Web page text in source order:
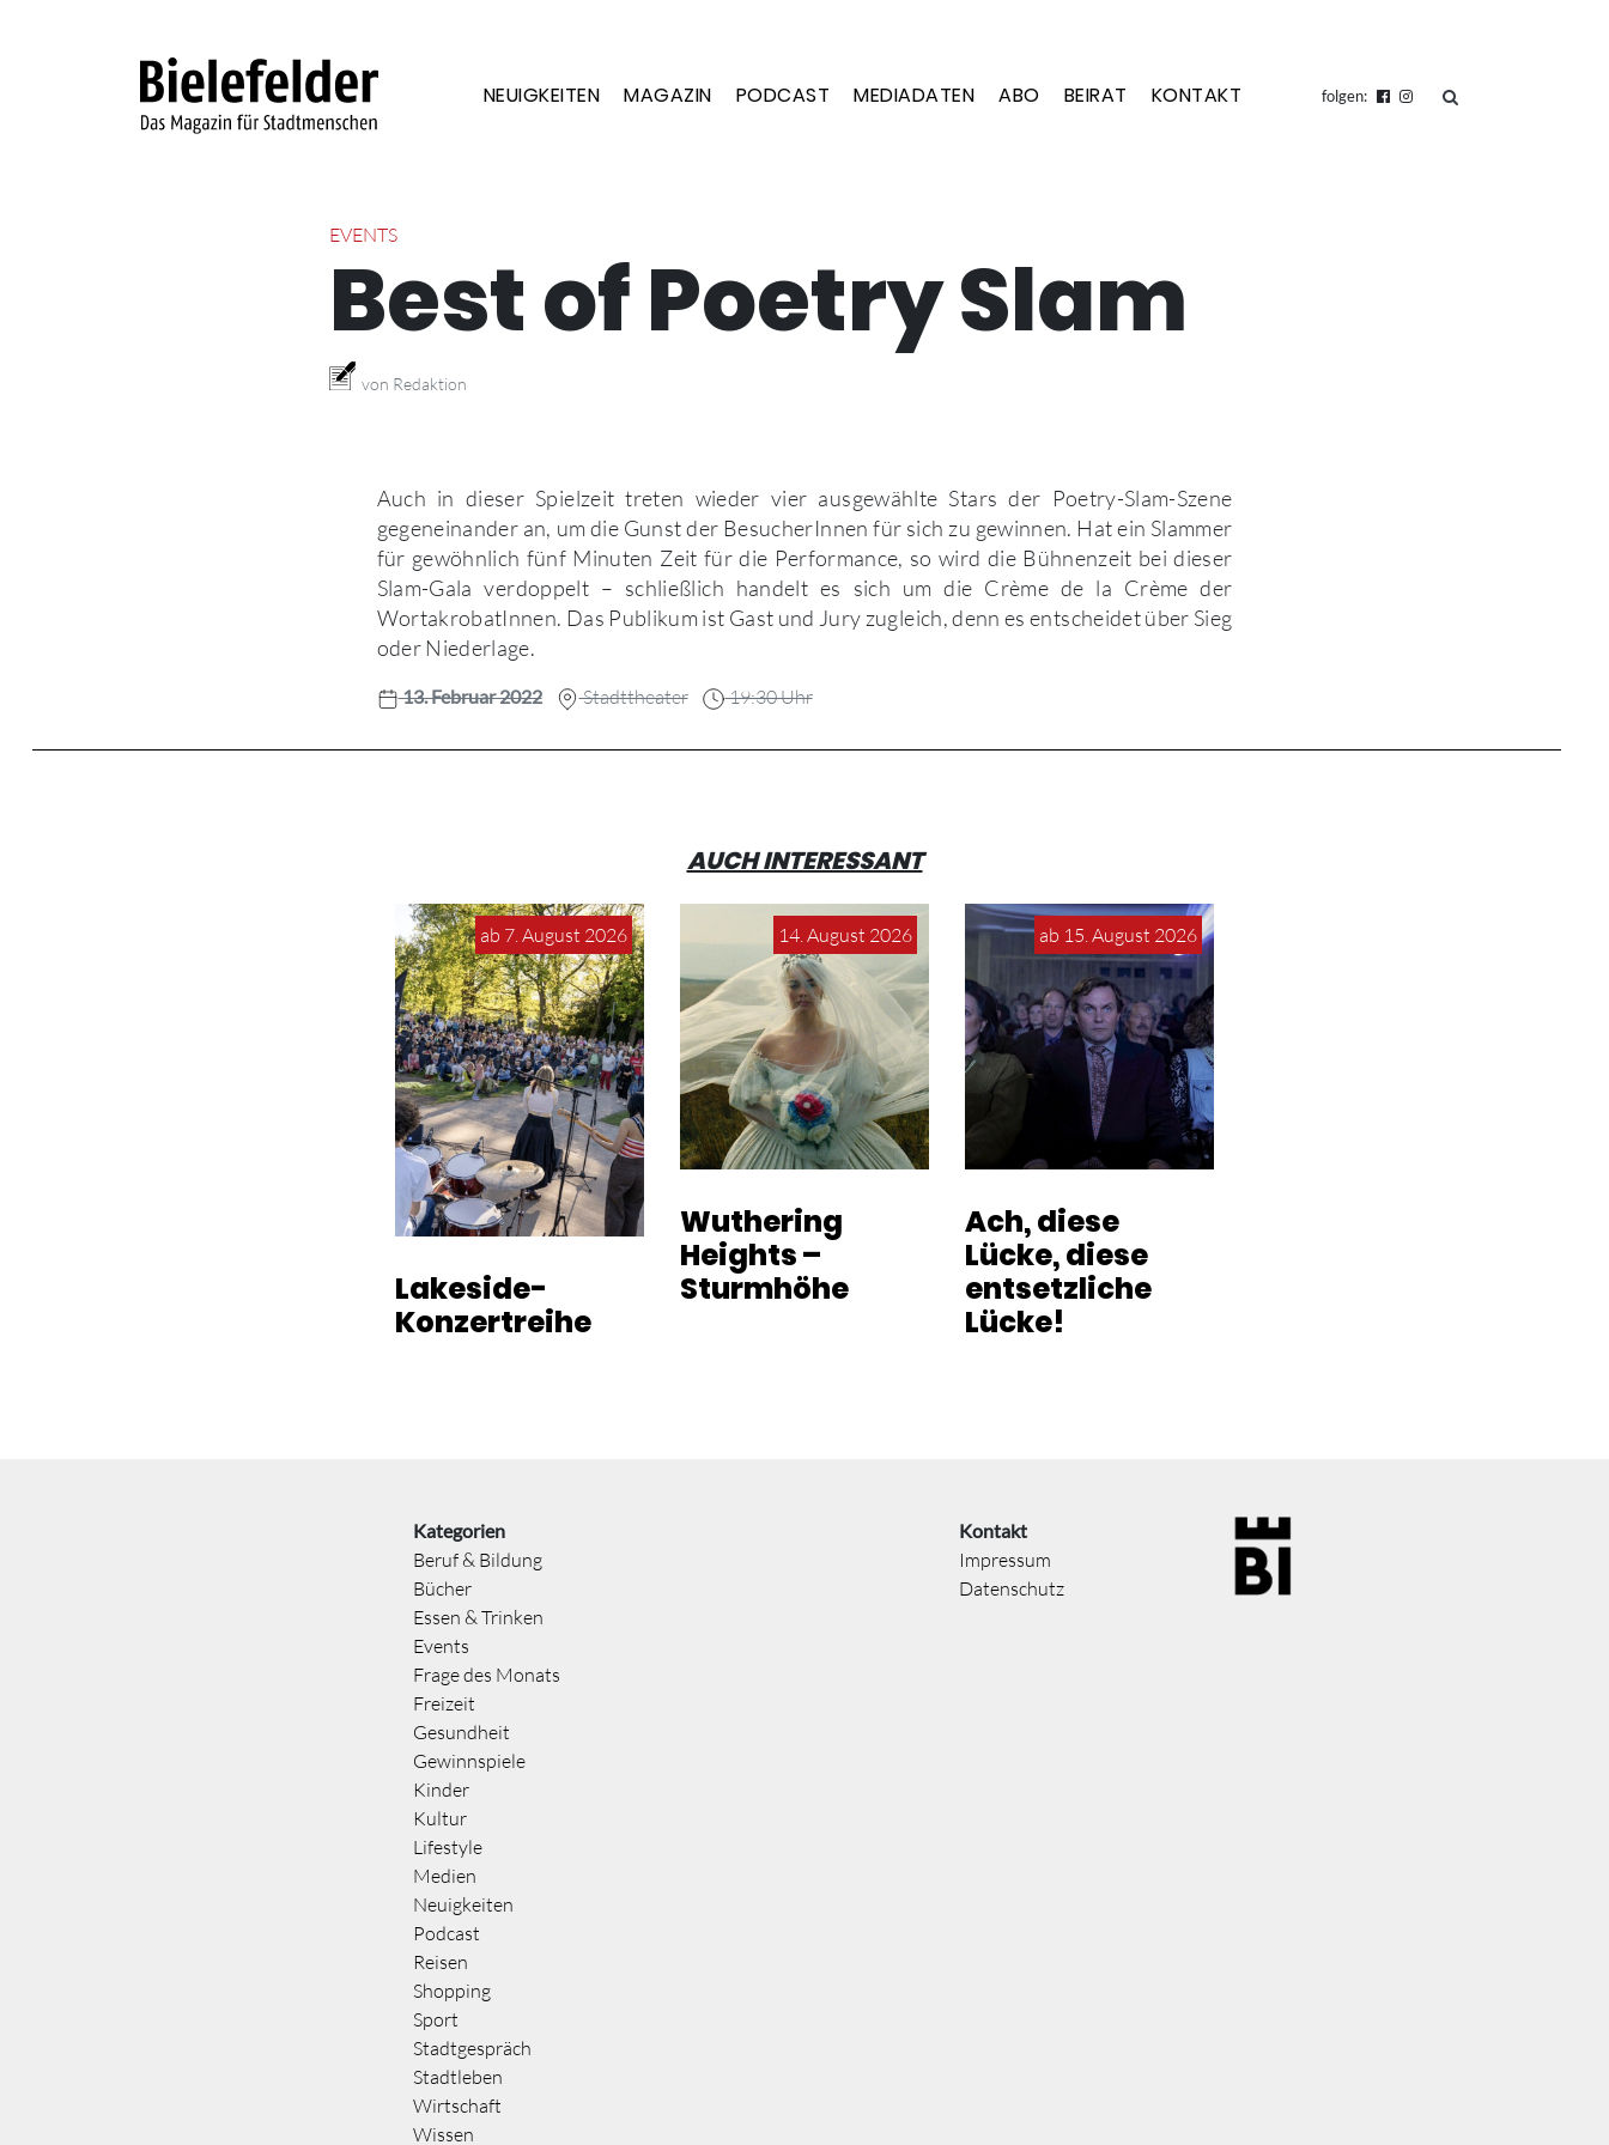
NEUIGKEITEN MAGAZIN PODCAST MEDIADATEN ABO BEIRAT KONTAKT folgen: suchen
EVENTS
Best of Poetry Slam
von Redaktion
Auch in dieser Spielzeit treten wieder vier ausgewählte Stars der Poetry-Slam-Szene
gegeneinander an, um die Gunst der BesucherInnen für sich zu gewinnen. Hat ein Slammer
für gewöhnlich fünf Minuten Zeit für die Performance, so wird die Bühnenzeit bei dieser
Slam-Gala verdoppelt – schließlich handelt es sich um die Crème de la Crème der
WortakrobatInnen. Das Publikum ist Gast und Jury zugleich, denn es entscheidet über Sieg
oder Niederlage.
13. Februar 2022 Stadttheater 19:30 Uhr
AUCH INTERESSANT
ab 7. August 2026
Lakeside-
Konzertreihe
14. August 2026
Wuthering
Heights –
Sturmhöhe
ab 15. August 2026
Ach, diese
Lücke, diese
entsetzliche
Lücke!
Kategorien
Beruf & Bildung
Bücher
Essen & Trinken
Events
Frage des Monats
Freizeit
Gesundheit
Gewinnspiele
Kinder
Kultur
Lifestyle
Medien
Neuigkeiten
Podcast
Reisen
Shopping
Sport
Stadtgespräch
Stadtleben
Wirtschaft
Wissen
Kontakt
Impressum
Datenschutz